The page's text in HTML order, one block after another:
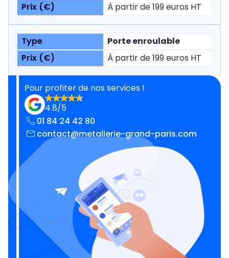
À partir de 199 euros HT
Porte enroulable
À partir de 199 euros HT
Pour profiter de nos services !
4.8/5
01 84 24 42 80
contact@metallerie-grand-paris.com